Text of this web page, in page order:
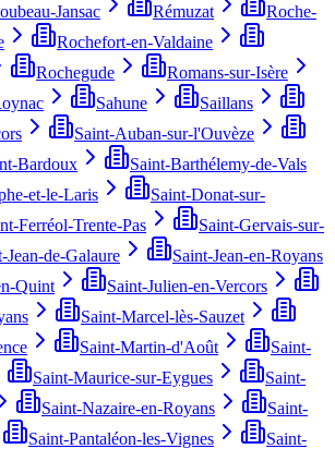
Jansac Rémuzat
Roche-
Rochefort-en-Valdaine
Rochegude
Romans-sur-Isère
Sahune
Saillans
Saint-Auban-sur-l'Ouvèze
Bardoux
Saint-Barthélemy-de-Vals
et-le-Laris
Saint-Donat-sur-
Ferréol-Trente-Pas
Saint-Gervais-sur-
Jean-de-Galaure
Saint-Jean-en-Royans
Quint
Saint-Julien-en-Vercors
Saint-Marcel-lès-Sauzet
Saint-Martin-d'Août
Saint-
Saint-Maurice-sur-Eygues
Saint-
Saint-Nazaire-en-Royans
Saint-
Saint-Pantaléon-les-Vignes
Saint-